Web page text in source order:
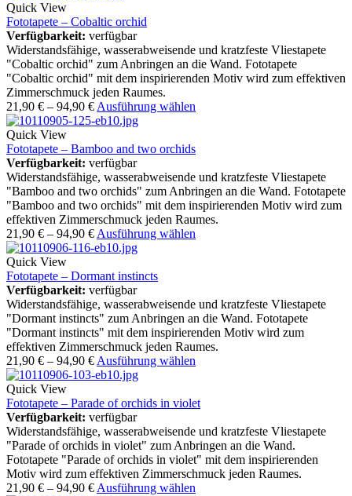
Quick View
Fototapete – Cobaltic orchid
Verfügbarkeit: verfügbar
Widerstandsfähige, wasserabweisende und kratzfeste Vliestapete
"Cobaltic orchid" zum Anbringen an die Wand. Fototapete
"Cobaltic orchid" mit dem inspirierenden Motiv wird zum effektiven
Zimmerschmuck jeden Raumes.
21,90 € – 94,90 € Ausführung wählen
Quick View
Fototapete – Bamboo and two orchids
Verfügbarkeit: verfügbar
Widerstandsfähige, wasserabweisende und kratzfeste Vliestapete
"Bamboo and two orchids" zum Anbringen an die Wand. Fototapete
"Bamboo and two orchids" mit dem inspirierenden Motiv wird zum
effektiven Zimmerschmuck jeden Raumes.
21,90 € – 94,90 € Ausführung wählen
Quick View
Fototapete – Dormant instincts
Verfügbarkeit: verfügbar
Widerstandsfähige, wasserabweisende und kratzfeste Vliestapete
"Dormant instincts" zum Anbringen an die Wand. Fototapete
"Dormant instincts" mit dem inspirierenden Motiv wird zum
effektiven Zimmerschmuck jeden Raumes.
21,90 € – 94,90 € Ausführung wählen
Quick View
Fototapete – Parade of orchids in violet
Verfügbarkeit: verfügbar
Widerstandsfähige, wasserabweisende und kratzfeste Vliestapete
"Parade of orchids in violet" zum Anbringen an die Wand.
Fototapete "Parade of orchids in violet" mit dem inspirierenden
Motiv wird zum effektiven Zimmerschmuck jeden Raumes.
21,90 € – 94,90 € Ausführung wählen